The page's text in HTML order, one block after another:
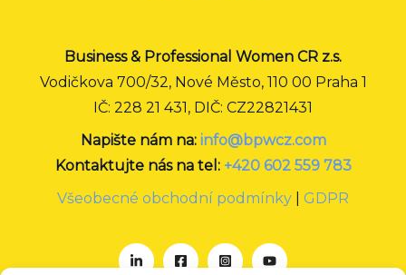
Business & Professional Women CR z.s.
Vodičkova 700/32, Nové Město, 110 00 Praha 1
IČ: 228 21 431, DIČ: CZ22821431
Napište nám na: info@bpwcz.com
Kontaktujte nás na tel: +420 602 559 783
Všeobecné obchodní podmínky
GDPR